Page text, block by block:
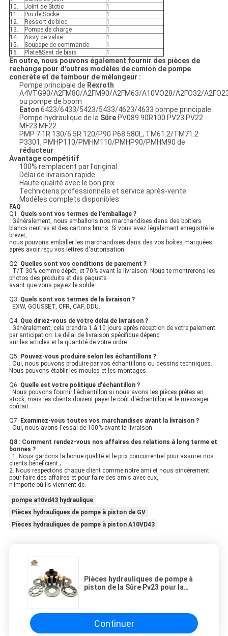
10.
Joint de Stctic
1
11.
Pin de Socke
1
12.
Ressort de bloc
1
13.
Pompe de charge
1
14.
Assy de valve
1
15.
Soupape de commande
1
16.
Plate&Seat de biais 1
En outre, nous pouvons également fournir des pièces de
rechange pour d'autres modèles de camion de pompe
concrète et de tambour de mélangeur :
Pompe principale de Rexroth
A4VTG90/A2FM80/A2FM90/A2FM63/A10VO28/A2FO32/
ou pompe de boom
Eaton 6423/6433/5423/5433/4623/4633 pompe principale
Pompe hydraulique de la SûrePV089 90R100 PV23 PV22
MF23 MF22
PMP 7.1R 130/6.5R 120/P90 P68 580L, TM61.2/TM71.2
P3301, PMHP110/PMHM110/PMHP90/PMHM90 de
réducteur
Avantage compétitif
100% remplacent par l'original
Délai de livraison rapide
Haute qualité avec le bon prix
Techniciens professionnels et service après-vente
Modèles complets disponibles
FAQ
Q1. Quels sont vos termes de l'emballage ?
: Généralement, nous emballons nos marchandises dans des boîtiers
blancs neutres et des cartons bruns. Si vous avez légalement enregistré le
brevet,
nous pouvons emballer les marchandises dans des vos boîtes marquées
après avoir reçu vos lettres d'autorisation.
Q2. Quelles sont vos conditions de paiement ?
: T/T 30% comme dépôt, et 70% avant la livraison. Nous te montrerons les
photos des produits et des paquets
avant que vous payiez le solde.
Q3. Quels sont vos termes de la livraison ?
: EXW, GOUSSET, CFR, CAF, DDU.
Q4. Que diriez-vous de votre délai de livraison ?
: Généralement, cela prendra 1 à 10 jours après réception de votre paiement
par anticipation. Le délai de livraison spécifique dépend
sur les articles et la quantité de votre ordre.
Q5. Pouvez-vous produire selon les échantillons ?
: Oui, nous pouvons produire par vos échantillons ou dessins techniques.
Nous pouvons établir les moules et les montages.
Q6. Quelle est votre politique d'échantillon ?
: Nous pouvons fournir l'échantillon si nous avons les pièces prêtes en
stock, mais les clients doivent payer le coût d'échantillon et le messager
coûtait.
Q7. Examinez-vous toutes vos marchandises avant la livraison ?
: Oui, nous avons l'essai de 100% avant la livraison
Q8 : Comment rendez-vous nos affaires des relations à long terme et
bonnes ?
: 1. Nous gardons la bonne qualité et le prix concurrentiel pour assurer nos
clients bénéficient ;
2. Nous respectons chaque client comme notre ami et nous sincèrement
pour faire des affaires et pour faire des amis avec eux,
n'importe où ils viennent de.
pompe a10vd43 hydraulique
Pièces hydrauliques de pompe à piston de GV
Pièces hydrauliques de pompe à piston A10VD43
Pièces hydrauliques de pompe à
piston de la Sûre Pv23 pour la
Continuer